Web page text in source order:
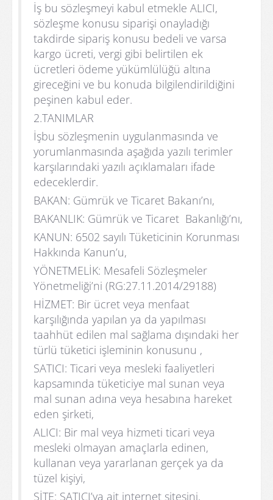
İş bu sözleşmeyi kabul etmekle ALICI,
sözleşme konusu siparişi onayladığı
takdirde sipariş konusu bedeli ve varsa
kargo ücreti, vergi gibi belirtilen ek
ücretleri ödeme yükümlülüğü altına
gireceğini ve bu konuda bilgilendirildiğini
peşinen kabul eder.
2.TANIMLAR
İşbu sözleşmenin uygulanmasında ve
yorumlanmasında aşağıda yazılı terimler
karşılarındaki yazılı açıklamaları ifade
edeceklerdir.
BAKAN: Gümrük ve Ticaret Bakanı’nı,
BAKANLIK: Gümrük ve Ticaret Bakanlığı’nı,
KANUN: 6502 sayılı Tüketicinin Korunması
Hakkında Kanun’u,
YÖNETMELİK: Mesafeli Sözleşmeler
Yönetmeliği’ni (RG:27.11.2014/29188)
HİZMET: Bir ücret veya menfaat
karşılığında yapılan ya da yapılması
taahhüt edilen mal sağlama dışındaki her
türlü tüketici işleminin konusunu ,
SATICI: Ticari veya mesleki faaliyetleri
kapsamında tüketiciye mal sunan veya
mal sunan adına veya hesabına hareket
eden şirketi,
ALICI: Bir mal veya hizmeti ticari veya
mesleki olmayan amaçlarla edinen,
kullanan veya yararlanan gerçek ya da
tüzel kişiyi,
SİTE: SATICI’ya ait internet sitesini,